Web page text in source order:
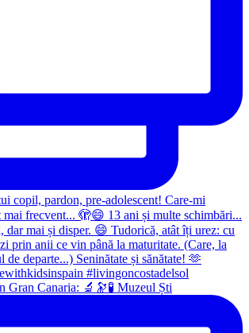
Gran Canaria: 🔬🔭🧪 Muzeul Ști